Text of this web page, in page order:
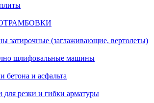
затирочные (заглаживающие, вертолеты)
шлифовальные машины
бетона и асфальта
для резки и гибки арматуры